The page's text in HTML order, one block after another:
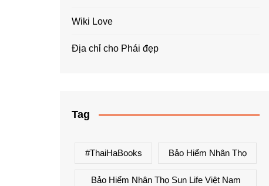
Wiki Love
Địa chỉ cho Phái đẹp
Tag
#ThaiHaBooks Bảo Hiểm Nhân Thọ
Bảo Hiểm Nhân Thọ Sun Life Việt Nam